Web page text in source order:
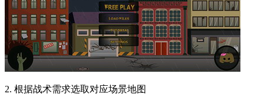
2. 根据战术需求选取对应场景地图